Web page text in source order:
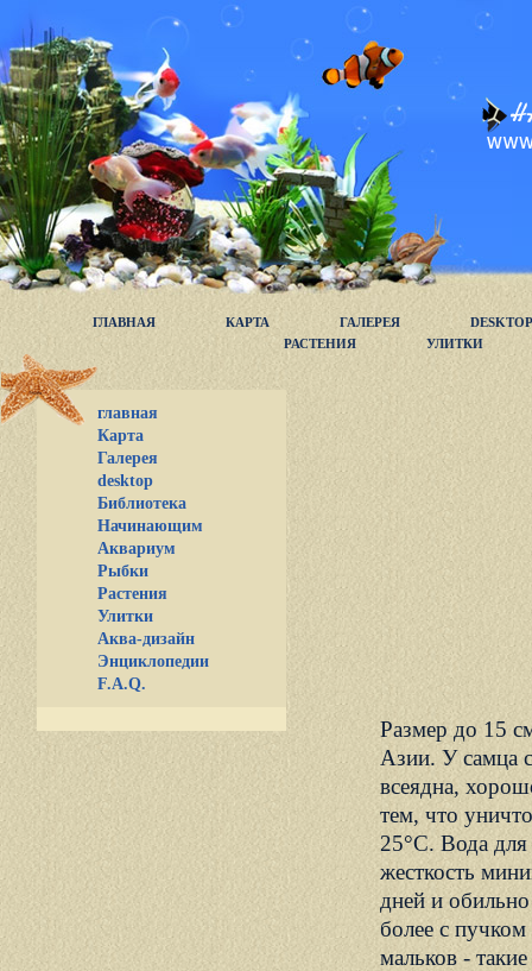
ГЛАВНАЯ КАРТА ГАЛЕРЕЯ
DESKTOP
РАСТЕНИЯ
УЛИТКИ
главная
Карта
Галерея
desktop
Библиотека
Начинающим
Аквариум
Рыбки
Растения
Улитки
Аква-дизайн
Энциклопедии
F.A.Q.
Размер до 15
Азии. У самца
всеядна,
тем, что
25°С. Вода для
жесткость
дней и
более с
мальков -